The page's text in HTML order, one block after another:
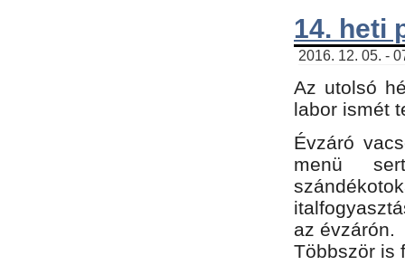
14. heti
2016. 12. 05. -
Az utolsó
labor ismét
Évzáró
menü
az évzárón.
Többször is